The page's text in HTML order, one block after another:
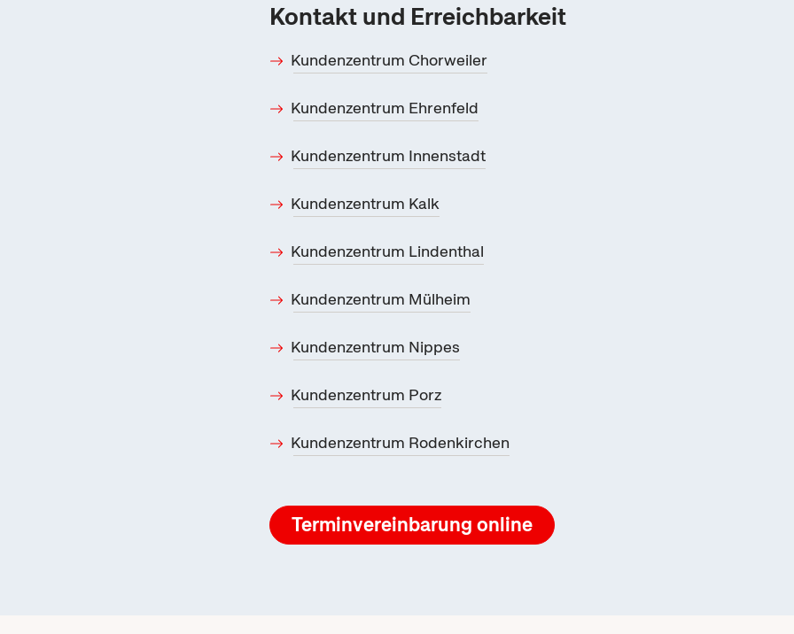
Kontakt und Erreichbarkeit
Kundenzentrum Chorweiler
Kundenzentrum Ehrenfeld
Kundenzentrum Innenstadt
Kundenzentrum Kalk
Kundenzentrum Lindenthal
Kundenzentrum Mülheim
Kundenzentrum Nippes
Kundenzentrum Porz
Kundenzentrum Rodenkirchen
Terminvereinbarungonline